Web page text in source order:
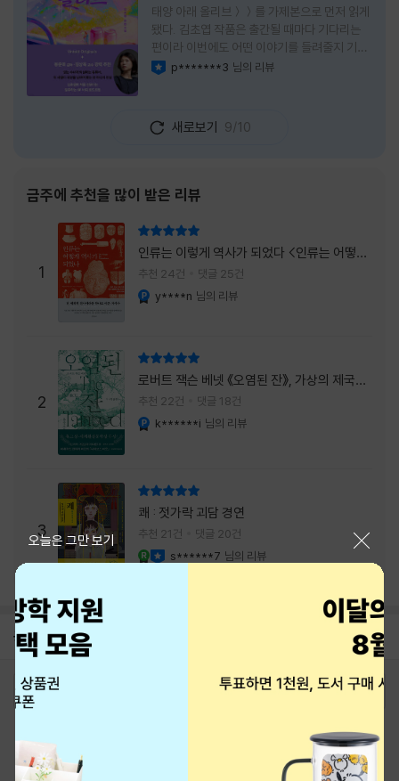
태양 아래 올리브＞＞를 가제본으로 먼저 읽게
됐다. 김초엽 작품은 출간될 때마다 기다리는
편이라 이번에도 어떤 이야기를 들려줄지 기대
가 컸다. 스포일러 없이 읽는 것이 가장 재미있
그 선택이 정말 잘한 일이었다. 첫 장부터 평범
하지 않았다. 사라진 누군가에게 보내는 메일로
흔적을 따라 낯선 나라를 여행하게 된다는 설정
이 무더운 여름을 벗어나는 피서처럼 흥미롭기
만 하다. 처음에는 단순한 추적 이야기인 줄 알
았는데, 읽을수록 전혀 다른 방향으로 흘러간
다. '왜 이런 일이 벌어졌을까?', '이 사람이 정
말 믿어도
p*******3 님의 리뷰
새로보기 9/10
금주에 추천을 많이 받은 리뷰
1
인류는 이렇게 역사가 되었다 <인류는 어떻게
역사가 되었나>
추천 24건 댓글 25건
y****n 님의 리뷰
2
로버트 잭슨 베넷 《오염된 잔》, 가상의 제국이
주는 실감과 미스터리 사건의 치밀함이 이루어
내는 최상의 시너지...
추천 22건 댓글 18건
k******i 님의 리뷰
3
쾌 : 젓가락 괴담 경연
추천 21건 댓글 20건
s******7 님의 리뷰
공지 8월 신용카드 무이자할부 안내
2026-08-01
오늘은 그만 보기
로그인 최근 본 상품 주문/배송
중고샵 1566-4295